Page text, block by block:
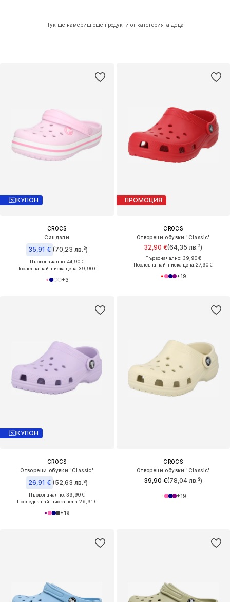
Тук ще намериш още продукти от категорията Деца
КУПОН
CROCS
Сандали
35,91 € (70,23 лв.³)
Първоначално: 44,90 €
Последна най-ниска цена:39,90 €
+3
ПРОМОЦИЯ
CROCS
Отворени обувки 'Classic'
32,90 €(64,35 лв.³)
Първоначално: 39,90 €
Последна най-ниска цена:27,90 €
+19
КУПОН
CROCS
Отворени обувки 'Classic'
26,91 € (52,63 лв.³)
Първоначално: 39,90 €
Последна най-ниска цена:26,91 €
+19
CROCS
Отворени обувки 'Classic'
39,90 €(78,04 лв.³)
+19